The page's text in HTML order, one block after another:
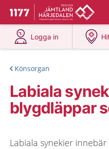
Till startsidan för 1177
Du har valt region
Logga in
på 1177.se
Könsorgan
Labiala
blygdläppar
Labiala synekier